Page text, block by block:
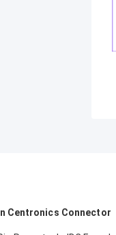
Centronics Connector